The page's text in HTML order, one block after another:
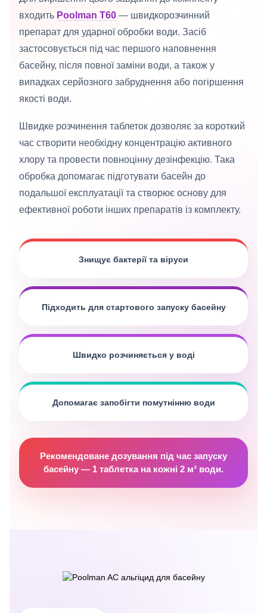
входить Poolman T60 — швидкорозчинний
препарат для ударної обробки води. Засіб
застосовується під час першого наповнення
басейну, після повної заміни води, а також у
випадках серйозного забруднення або погіршення
якості води.
Швидке розчинення таблеток дозволяє за короткий
час створити необхідну концентрацію активного
хлору та провести повноцінну дезінфекцію. Така
обробка допомагає підготувати басейн до
подальшої експлуатації та створює основу для
ефективної роботи інших препаратів із комплекту.
Знищує бактерії та віруси
Підходить для стартового запуску басейну
Швидко розчиняється у воді
Допомагає запобігти помутнінню води
Рекомендоване дозування під час запуску
басейну — 1 таблетка на кожні 2 м³ води.